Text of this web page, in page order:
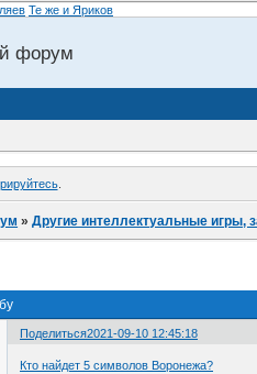
Те же и Яриков
форум
.
»Другие интеллектуальные игры,
Поделиться2021-09-10 12:45:18
Кто найдет 5 символов Воронежа?